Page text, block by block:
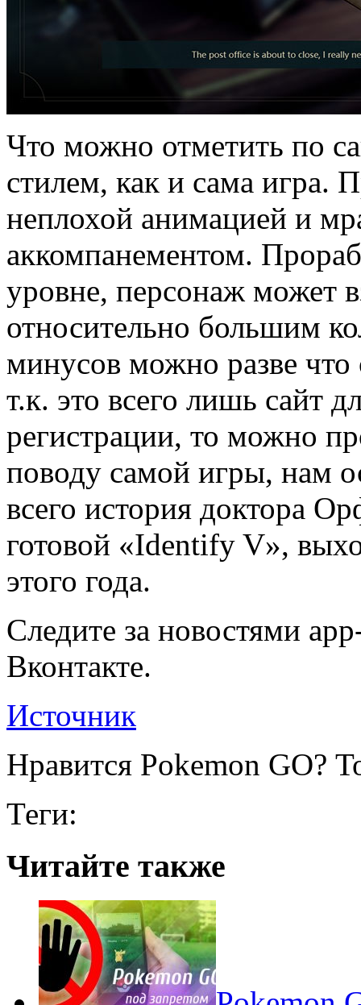
Что можно отметить по
стилем, как и сама игра.
неплохой анимацией и
аккомпанементом.
уровне, персонаж может
относительно большим
минусов можно разве что
т.к. это всего лишь сайт
регистрации, то можно
поводу самой игры, нам
всего история доктора
готовой «Identify V»,
этого года.
Следите за новостями
Вконтакте.
Источник
Нравится Pokemon GO?
Теги:
Читайте также